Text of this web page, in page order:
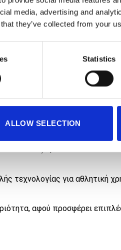
media, advertising and
they’ve collected from your
Statistics
ALLOW SELECTION
από εξαιρετικά ευέλικτο
για αθλητική
αφού προσφέρει